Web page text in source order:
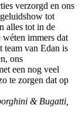
verzorgd en ons
tot
alles tot in de
immers dat
team van Edan is
ons
een nog veel
te zorgen dat op
& Bugatti,